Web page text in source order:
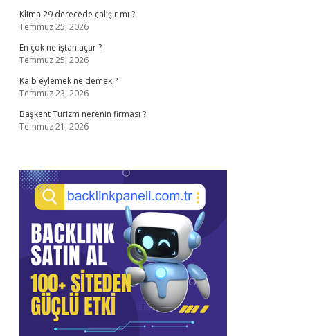
Klima 29 derecede çalışır mı ?
Temmuz 25, 2026
En çok ne iştah açar ?
Temmuz 25, 2026
Kalb eylemek ne demek ?
Temmuz 23, 2026
Başkent Turizm nerenin firması ?
Temmuz 21, 2026